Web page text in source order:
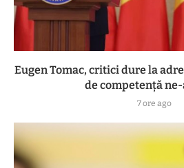
Eugen Tomac, critici dure la
de competență ne-
7 ore ago